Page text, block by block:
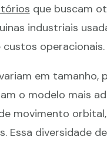
que buscam
industriais
operacionais.
em tamanho,
o modelo mais
movimento
Essa diversidade